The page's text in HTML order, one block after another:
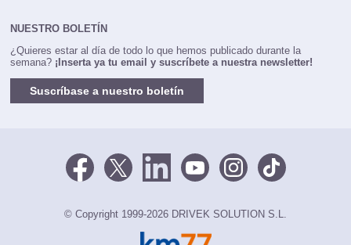
NUESTRO BOLETÍN
¿Quieres estar al día de todo lo que hemos publicado durante la
semana? ¡Inserta ya tu email y suscríbete a nuestra newsletter!
Suscríbase a nuestro boletín
© Copyright 1999-2026 DRIVEK SOLUTION S.L.